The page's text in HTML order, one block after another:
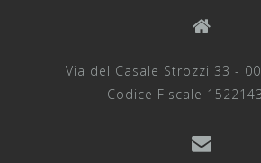
Via del Casale Strozzi 33 -
Codice Fiscale